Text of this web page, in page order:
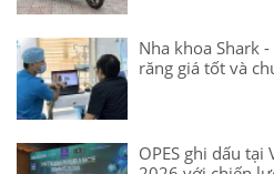
Nha khoa Shark
răng giá tốt và
OPES ghi dấu